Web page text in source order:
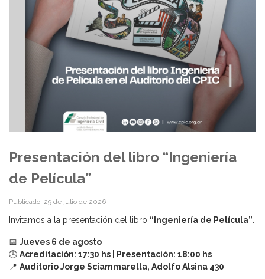
Presentación del libro “Ingeniería
de Película”
Publicado: 29 de julio de 2026
Invitamos a la presentación del libro “Ingeniería de Película”
📅 Jueves 6 de agosto
🕒 Acreditación: 17:30 hs | Presentación: 18:00 hs
📍 Auditorio Jorge Sciammarella, Adolfo Alsina 430